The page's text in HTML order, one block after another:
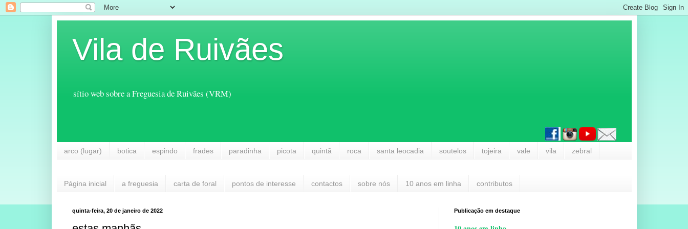
Vila de Ruivães
sítio web sobre a Freguesia de Ruivães (VRM)
arco (lugar) botica espindo frades paradinha picota quintã roca santa leocadia soutelos tojeira vale vila zebral
Página inicial a freguesia carta de foral pontos de interesse contactos sobre nós 10 anos em linha contributos
quinta-feira, 20 de janeiro de 2022 Publicação em destaque